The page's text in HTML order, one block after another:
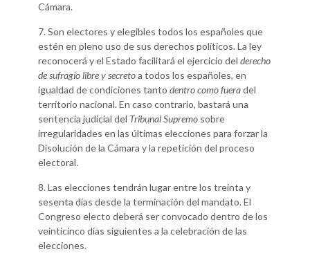
Cámara.
7. Son electores y elegibles todos los españoles que
estén en pleno uso de sus derechos políticos. La ley
reconocerá y el Estado facilitará el ejercicio del derecho
de sufragio libre y secretoa todos los españoles, en
igualdad de condiciones tanto dentro como fueradel
territorio nacional. En caso contrario, bastará una
sentencia judicial del Tribunal Supremo sobre
irregularidades en las últimas elecciones para forzar la
Disolución de la Cámara y la repetición del proceso
electoral.
8. Las elecciones tendrán lugar entre los treinta y
sesenta días desde la terminación del mandato. El
Congreso electo deberá ser convocado dentro de los
veinticinco días siguientes a la celebración de las
elecciones.